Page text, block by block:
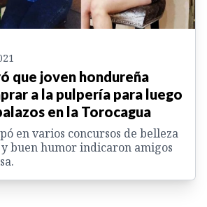
que joven hondureña
a la pulpería para luego
en la Torocagua
en varios concursos de belleza
buen humor indicaron amigos